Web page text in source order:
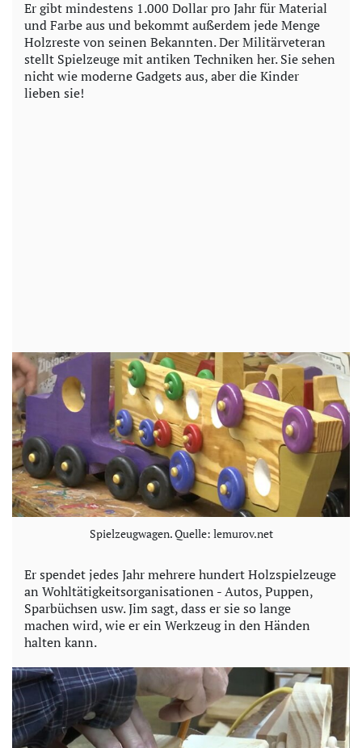
Er gibt mindestens 1.000 Dollar pro Jahr für Material
und Farbe aus und bekommt außerdem jede Menge
Holzreste von seinen Bekannten. Der Militärveteran
stellt Spielzeuge mit antiken Techniken her. Sie sehen
nicht wie moderne Gadgets aus, aber die Kinder
lieben sie!
Spielzeugwagen. Quelle: lemurov.net
Er spendet jedes Jahr mehrere hundert Holzspielzeuge
an Wohltätigkeitsorganisationen - Autos, Puppen,
Sparbüchsen usw. Jim sagt, dass er sie so lange
machen wird, wie er ein Werkzeug in den Händen
halten kann.